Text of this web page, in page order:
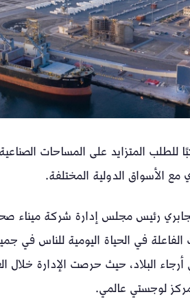
للطلب المتزايد على المساحات
مع الأسواق الدولية المختلفة.
رئيس مجلس إدارة شركة ميناء
في الحياة اليومية للناس في
البلاد، حيث حرصت الإدارة خلال
لوجستي عالمي.